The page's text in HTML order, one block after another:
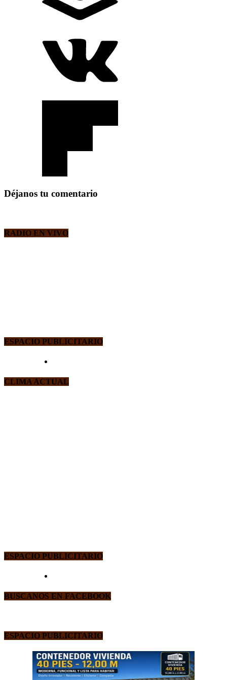
Déjanos tu comentario
RADIO EN VIVO
ESPACIO PUBLICITARIO
CLIMA ACTUAL
ESPACIO PUBLICITARIO
BUSCANOS EN FACEBOOK
ESPACIO PUBLICITARIO